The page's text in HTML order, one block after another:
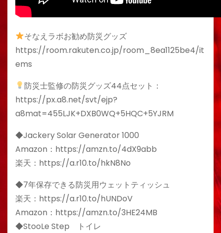
そなえラボお勧め防災グッズ
https://room.rakuten.co.jp/room_8ea1125be4/it
ems
防災士監修の防災グッズ44点セット：
https://px.a8.net/svt/ejp?
a8mat=455LJK+DXB0WQ+5HQC+5YJRM
◆Jackery Solar Generator 1000
Amazon：https://amzn.to/4dX9abb
楽天：https://a.r10.to/hkN8No
◆7年保存できる防災用ウェットティッシュ
楽天：https://a.r10.to/hUNDoV
Amazon：https://amzn.to/3HE24MB
◆StooLe Step トイレ